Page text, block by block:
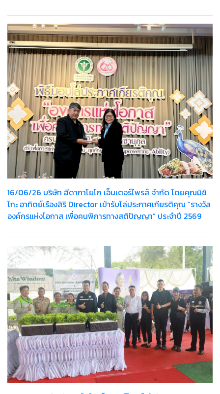
16/06/26 บริษัท ฮีดากาโยโก เอ็นเตอร์ไพรส์ จำกัด โดยคุณมิชิ
โกะ อาทิตย์เรืองสิริ Director เข้ารับโล่ประกาศเกียรติคุณ “รางวัล
องค์กรแห่งโอกาส เพื่อคนพิการทางสติปัญญา” ประจำปี 2569